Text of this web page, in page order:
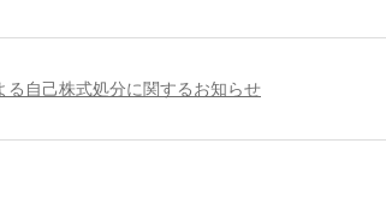
自己株式処分に関するお知らせ